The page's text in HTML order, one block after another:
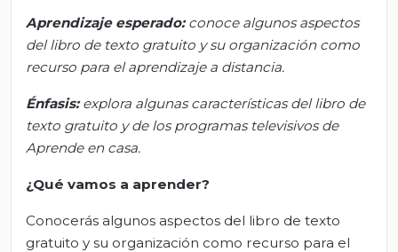
Aprendizaje esperado: conoce algunos aspectos
del libro de texto gratuito y su organización como
recurso para el aprendizaje a distancia.
Énfasis: explora algunas características del libro de
texto gratuito y de los programas televisivos de
Aprende en casa.
¿Qué vamos a aprender?
Conocerás algunos aspectos del libro de texto
gratuito y su organización como recurso para el